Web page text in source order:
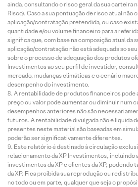
ainda, consultando o risco geral da sua carteira
Risco). Caso a sua pontuação de risco atual não
aplicação/contratação pretendida, ou caso
quantidade e/ou volume financeiro para a
significa que, com base na composição atual da
aplicação/contratação não está adequada ao
sobre o processo de adequação dos produtos
Investimentos ao seu perfil de investidor,
mercado, mudanças climáticas e o cenário
desempenho do investimento.
A rentabilidade de produtos financeiros pode
preço ou valor pode aumentar ou diminuir num
desempenhos anteriores não são
futuros. A rentabilidade divulgada não é líquida
presentes neste material são baseadas em
poderão ser significativamente diferentes.
Este relatório é destinado à circulação
relacionamento da XP Investimentos, incluindo
investimentos da XP e clientes da XP, podendo
da XP. Fica proibida sua reprodução ou
no todo ou em parte, qualquer que seja o